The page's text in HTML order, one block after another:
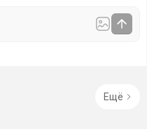
Ещё